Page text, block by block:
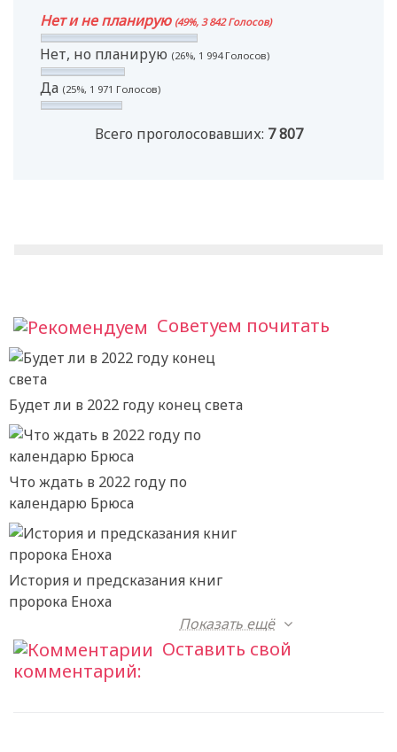
Нет и не планирую (49%, 3 842 Голосов)
Нет, но планирую (26%, 1 994 Голосов)
Да (25%, 1 971 Голосов)
Всего проголосовавших: 7 807
Советуем почитать
Будет ли в 2022 году конец света
Что ждать в 2022 году по
календарю Брюса
История и предсказания книг
пророка Еноха
Показать ещё
Оставить свой
комментарий: